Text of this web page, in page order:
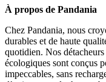
À propos de Pandania
Chez Pandania, nous
durables et de haute
quotidien. Nos
écologiques sont conçus
impeccables, sans